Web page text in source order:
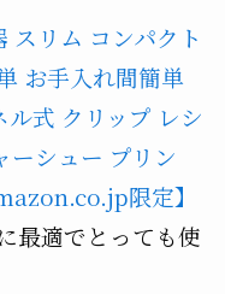
スリム コンパクト
お手入れ間簡単
式 クリップ レシ
ーシュー プリン
限定】
最適でとっても使